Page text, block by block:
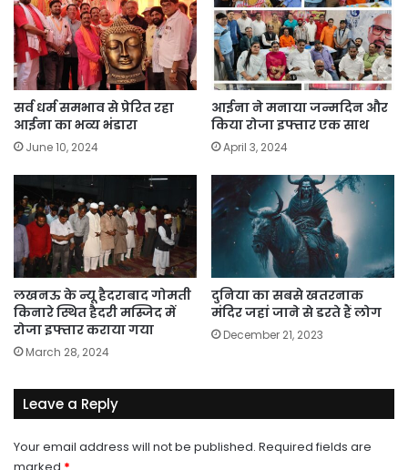
सर्व धर्म समभाव से प्रेरित रहा
आईना का भव्य भंडारा
June 10, 2024
आईना ने मनाया जन्मदिन और
किया रोजा इफ्तार एक साथ
April 3, 2024
लखनऊ के न्यू हैदराबाद गोमती
किनारे स्थित हैदरी मस्जिद में
रोजा इफ्तार कराया गया
March 28, 2024
दुनिया का सबसे खतरनाक
मंदिर जहां जाने से डरते हैं लोग
December 21, 2023
Leave a Reply
Your email address will not be published. Required fields are